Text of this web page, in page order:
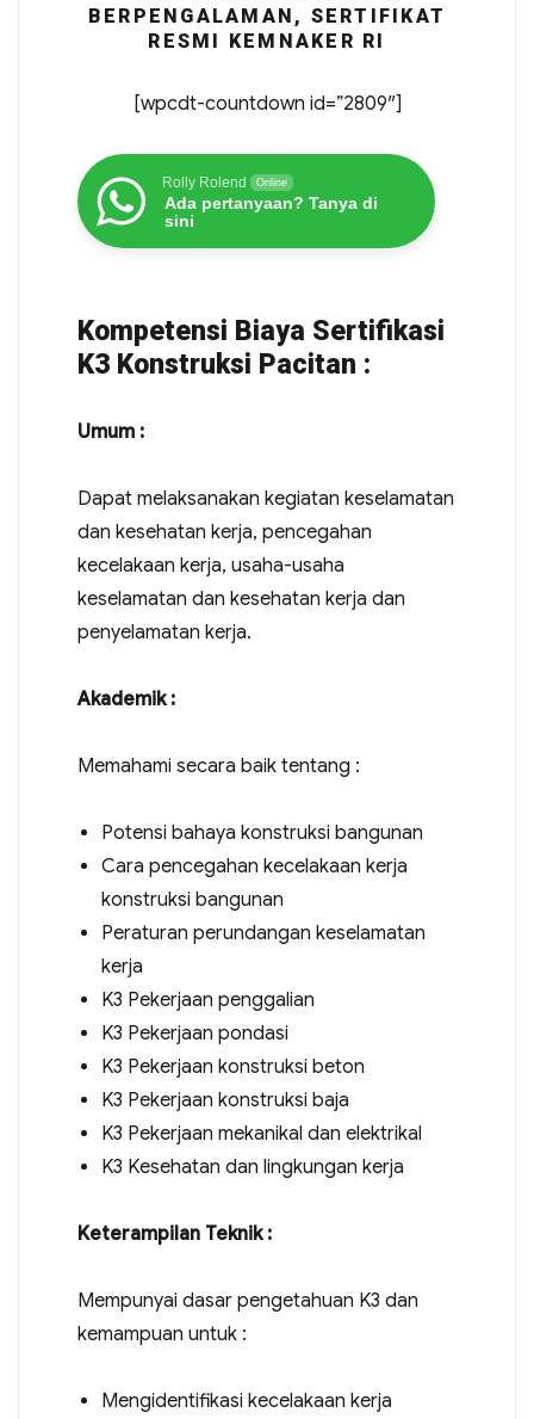
BERPENGALAMAN, SERTIFIKAT
RESMI KEMNAKER RI
[wpcdt-countdown id=”2809″]
Rolly Rolend Online
Ada pertanyaan? Tanya di
sini
Kompetensi Biaya Sertifikasi
K3 Konstruksi Pacitan :
Umum :
Dapat melaksanakan kegiatan keselamatan
dan kesehatan kerja, pencegahan
kecelakaan kerja, usaha-usaha
keselamatan dan kesehatan kerja dan
penyelamatan kerja.
Akademik :
Memahami secara baik tentang :
Potensi bahaya konstruksi bangunan
Cara pencegahan kecelakaan kerja
konstruksi bangunan
Peraturan perundangan keselamatan
kerja
K3 Pekerjaan penggalian
K3 Pekerjaan pondasi
K3 Pekerjaan konstruksi beton
K3 Pekerjaan konstruksi baja
K3 Pekerjaan mekanikal dan elektrikal
K3 Kesehatan dan lingkungan kerja
Keterampilan Teknik :
Mempunyai dasar pengetahuan K3 dan
kemampuan untuk :
Mengidentifikasi kecelakaan kerja